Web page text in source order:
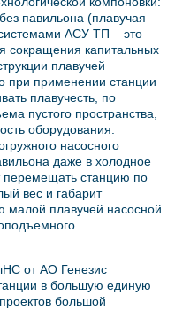
павильона (плавучая
АСУ ТП – это
сокращения капитальных
плавучей
при применении станции
плавучесть, по
пустого пространства,
оборудования.
насосного
даже в холодное
перемещать станцию по
вес и габарит
малой плавучей насосной
от АО Генезис
в большую единую
большой